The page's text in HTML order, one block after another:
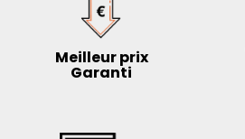
Meilleur prix
Garanti